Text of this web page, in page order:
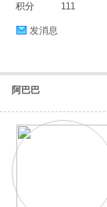
积分 111
发消息
阿巴巴